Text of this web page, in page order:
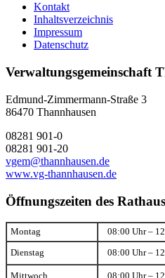
Kontakt
Inhaltsverzeichnis
Impressum
Datenschutz
Verwaltungsgemeinschaft
Edmund-Zimmermann-Straße 3
86470 Thannhausen
08281 901-0
08281 901-20
vgem@thannhausen.de
www.vg-thannhausen.de
Öffnungszeiten des
Montag 08:00 Uhr –
Dienstag 08:00 Uhr –